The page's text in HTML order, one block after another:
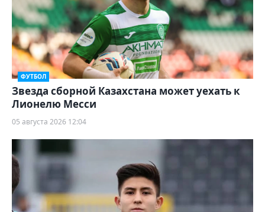
ФУТБОЛ
Звезда сборной Казахстана может уехать к
Лионелю Месси
05 августа 2026 12:04